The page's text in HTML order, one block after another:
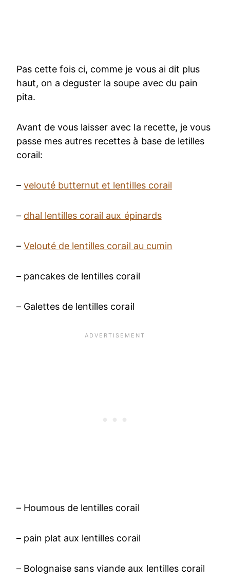
Pas cette fois ci, comme je vous ai dit plus
haut, on a deguster la soupe avec du pain
pita.
Avant de vous laisser avec la recette, je vous
passe mes autres recettes à base de letilles
corail:
–velouté butternut et lentilles corail
– dhal lentilles corail aux épinards
–Velouté de lentilles corail au cumin
– pancakes de lentilles corail
– Galettes de lentilles corail
– Houmous de lentilles corail
– pain plat aux lentilles corail
– Bolognaise sans viande aux lentilles corail